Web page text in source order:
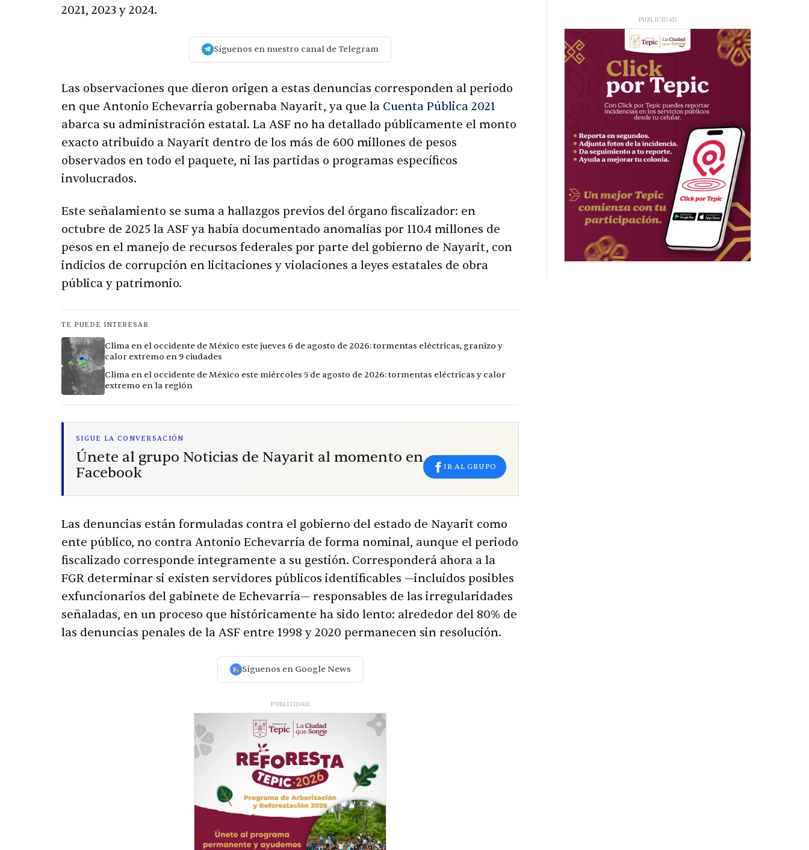
2021, 2023 y 2024.
Síguenos en nuestro canal de Telegram
Las observaciones que dieron origen a estas denuncias corresponden al periodo
en que Antonio Echevarría gobernaba Nayarit, ya que la Cuenta Pública 2021
abarca su administración estatal. La ASF no ha detallado públicamente el monto
exacto atribuido a Nayarit dentro de los más de 600 millones de pesos
observados en todo el paquete, ni las partidas o programas específicos
involucrados.
Este señalamiento se suma a hallazgos previos del órgano fiscalizador: en
octubre de 2025 la ASF ya había documentado anomalías por 110.4 millones de
pesos en el manejo de recursos federales por parte del gobierno de Nayarit, con
indicios de corrupción en licitaciones y violaciones a leyes estatales de obra
pública y patrimonio.
TE PUEDE INTERESAR
Clima en el occidente de México este jueves 6 de agosto de 2026: tormentas eléctricas, granizo y
calor extremo en 9 ciudades
Clima en el occidente de México este miércoles 5 de agosto de 2026: tormentas eléctricas y calor
extremo en la región
SIGUE LA CONVERSACIÓN
Únete al grupo Noticias de Nayarit al momento en
Facebook
IR AL GRUPO
Las denuncias están formuladas contra el gobierno del estado de Nayarit como
ente público, no contra Antonio Echevarría de forma nominal, aunque el periodo
fiscalizado corresponde íntegramente a su gestión. Corresponderá ahora a la
FGR determinar si existen servidores públicos identificables —incluidos posibles
exfuncionarios del gabinete de Echevarría— responsables de las irregularidades
señaladas, en un proceso que históricamente ha sido lento: alrededor del 80% de
las denuncias penales de la ASF entre 1998 y 2020 permanecen sin resolución.
Síguenos en Google News
PUBLICIDAD
PUBLICIDAD